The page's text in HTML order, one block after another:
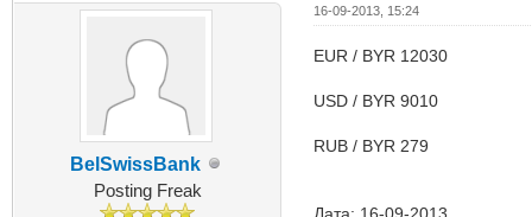
BelSwissBank
Posting Freak
16-09-2013, 15:24
EUR / BYR 12030
USD / BYR 9010
RUB / BYR 279